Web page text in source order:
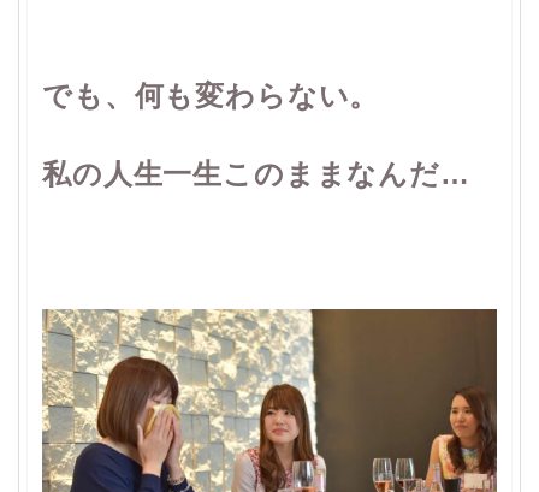
でも、何も変わらない。
私の人生一生このままなんだ…